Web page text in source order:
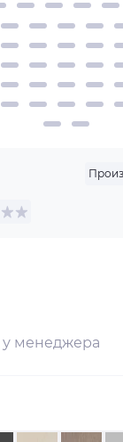
у менеджера